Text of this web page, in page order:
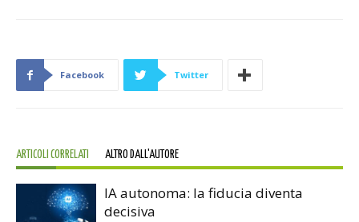
Facebook Twitter
ARTICOLI CORRELATI ALTRO DALL'AUTORE
IA autonoma: la fiducia diventa
decisiva